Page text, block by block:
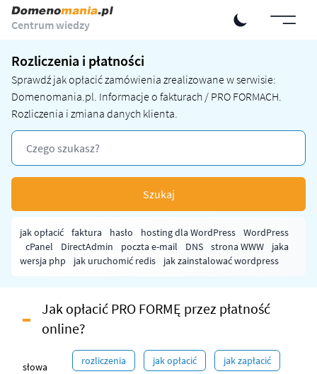
Centrum wiedzy
Rozliczenia i płatności
Sprawdź jak opłacić zamówienia zrealizowane w serwisie:
Domenomania.pl. Informacje o fakturach / PRO FORMACH.
Rozliczenia i zmiana danych klienta.
Szukaj
jak opłacić faktura hasło hosting dla WordPress
WordPress
cPanel
DirectAdmin poczta e-mail DNS strona WWW
jaka
wersja php
jak uruchomić redis jak zainstalować wordpress
Jak opłacić PRO FORMĘ przez płatność
online?
słowa
rozliczenia jak opłacić jak zapłacić